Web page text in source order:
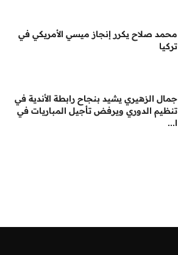
محمد صلاح يكرر إنجاز ميسي الأمريكي في
تركيا
جمال الزهيري يشيد بنجاح رابطة الأندية في
تنظيم الدوري ويرفض تأجيل المباريات في
ا...